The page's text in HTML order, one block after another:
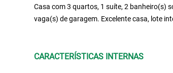
Casa com 3 quartos, 1 suíte, 2 banheiro(s)
vaga(s) de garagem. Excelente casa, lote
CARACTERÍSTICAS INTERNAS